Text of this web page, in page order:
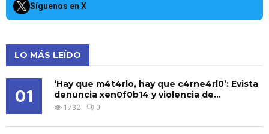
Síguenos en X
LO MÁS LEÍDO
01
‘Hay que m4t4rlo, hay que c4rne4rl0’: Evista
denuncia xen0f0b14 y violencia de...
1732 0